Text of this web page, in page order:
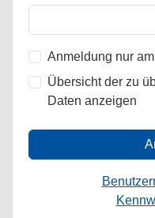
Anmeldung nur
Übersicht der zu
Daten anzeigen